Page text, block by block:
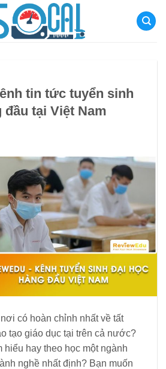
tin tức tuyển sinh
tại Việt Nam
có hoàn chỉnh nhất về tất
tạo giáo dục tại trên cả nước?
hiểu hay theo học một ngành
nghề nhất định? Bạn muốn